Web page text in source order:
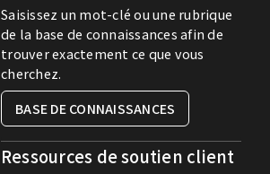
Saisissez un mot-clé ou une rubrique
de la base de connaissances afin de
trouver exactement ce que vous
cherchez.
BASE DE CONNAISSANCES
Ressources de soutien client